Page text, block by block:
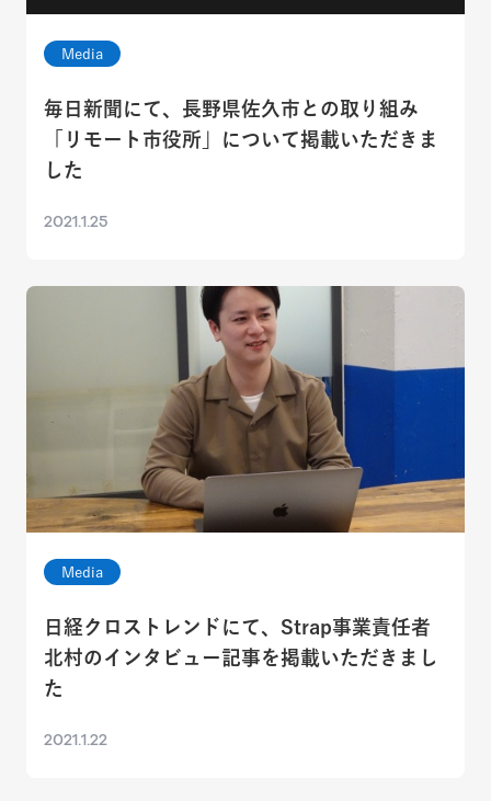
Media
毎日新聞にて、長野県佐久市との取り組み
「リモート市役所」について掲載いただきま
した
2021.1.25
Media
日経クロストレンドにて、Strap事業責任者
北村のインタビュー記事を掲載いただきまし
た
2021.1.22